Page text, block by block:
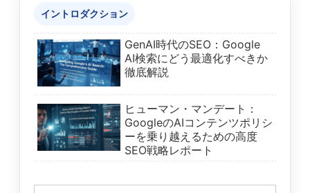
イントロダクション
GenAI時代のSEO：Google
AI検索にどう最適化すべきか
徹底解説
ヒューマン・マンデート：
GoogleのAIコンテンツポリシ
ーを乗り越えるための高度
SEO戦略レポート